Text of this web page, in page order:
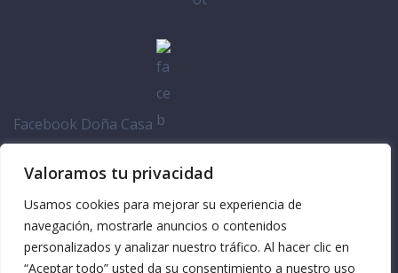
Valoramos tu privacidad
Usamos cookies para mejorar su experiencia de
navegación, mostrarle anuncios o contenidos
personalizados y analizar nuestro tráfico. Al hacer clic en
“Aceptar todo” usted da su consentimiento a nuestro uso
Facebook Doña Casa